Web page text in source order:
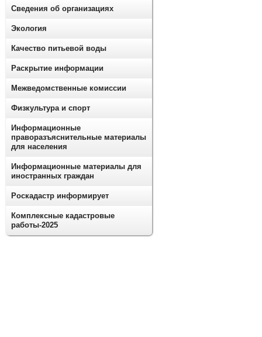
Сведения об организациях
Экология
Качество питьевой воды
Раскрытие информации
Межведомственные комиссии
Физкультура и спорт
Информационные
праворазъяснительные материалы
для населения
Информационные материалы для
иностранных граждан
Роскадастр информирует
Комплексные кадастровые
работы-2025